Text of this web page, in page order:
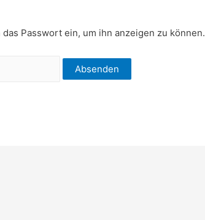
Passwort ein, um ihn anzeigen zu können.